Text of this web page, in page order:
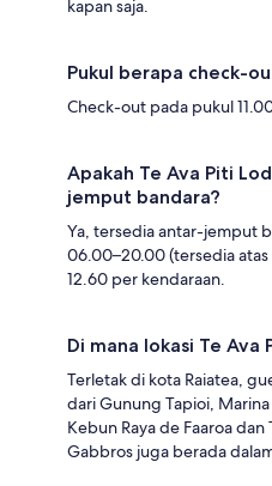
kapan saja.
Pukul berapa check-
Check-out pada pukul
Apakah Te Ava Piti
jemput bandara?
Ya, tersedia antar-jemput
06.00–20.00 (tersedia
12.60 per kendaraan.
Di mana lokasi Te Ava
Terletak di kota Raiatea,
dari Gunung Tapioi,
Kebun Raya de Faaroa
Gabbros juga berada